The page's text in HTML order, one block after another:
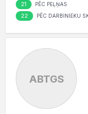
21 PĒC PEĻŅAS
22 PĒC DARBINIEKU
ABTGS